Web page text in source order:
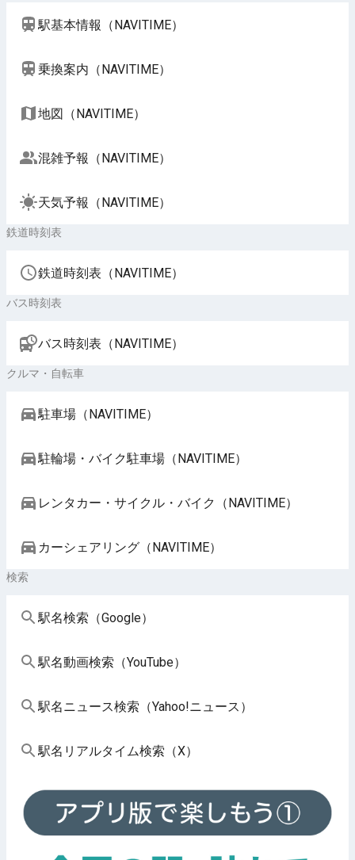
駅基本情報（NAVITIME）
乗換案内（NAVITIME）
地図（NAVITIME）
混雑予報（NAVITIME）
天気予報（NAVITIME）
鉄道時刻表
鉄道時刻表（NAVITIME）
バス時刻表
バス時刻表（NAVITIME）
クルマ・自転車
駐車場（NAVITIME）
駐輪場・バイク駐車場（NAVITIME）
レンタカー・サイクル・バイク（NAVITIME）
カーシェアリング（NAVITIME）
検索
駅名検索（Google）
駅名動画検索（YouTube）
駅名ニュース検索（Yahoo!ニュース）
駅名リアルタイム検索（X）